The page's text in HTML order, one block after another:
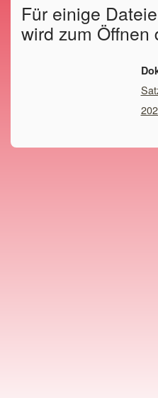
Für einige
wird zum